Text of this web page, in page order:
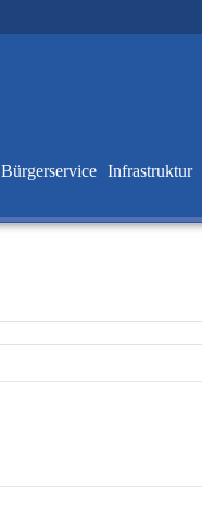
Bürgerservice Infrastruktur